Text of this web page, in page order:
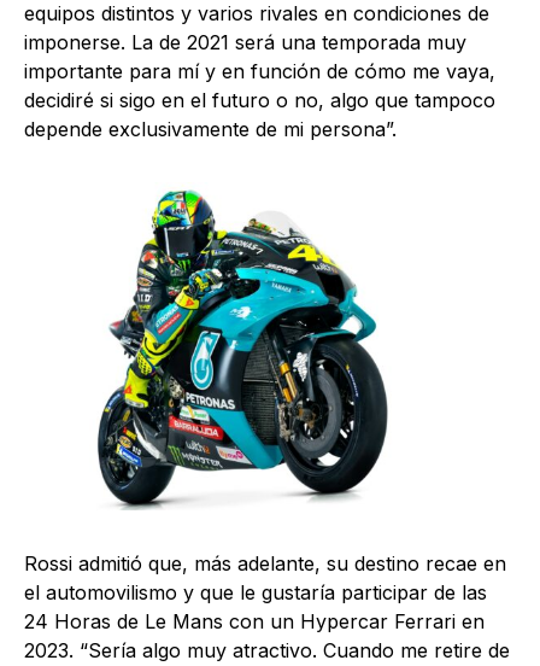
equipos distintos y varios rivales en condiciones de
imponerse. La de 2021 será una temporada muy
importante para mí y en función de cómo me vaya,
decidiré si sigo en el futuro o no, algo que tampoco
depende exclusivamente de mi persona”.
Rossi admitió que, más adelante, su destino recae en
el automovilismo y que le gustaría participar de las
24 Horas de Le Mans con un Hypercar Ferrari en
2023. “Sería algo muy atractivo. Cuando me retire de